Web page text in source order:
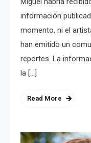
información
momento, ni el
han emitido un
reportes. La
la […]
Read More